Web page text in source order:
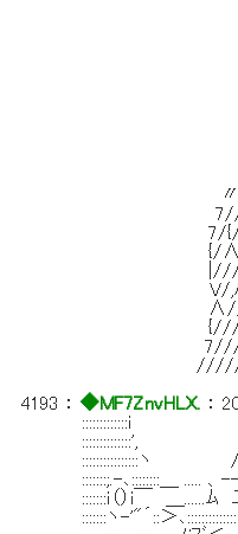
＜
＿,.
｀
-
∠
／ｯ /
/ ,' .,' ,
ムイ/ /∠x
_, ---ムｲ `ｰ-
〃
7/////////
7/{///////// ∧
{/∧//////////
|///',//////////７′
V/,ハ//////:
∧//:}////z<
{/////{/// >､
7/////∨/ゝ--､
////////
4193 ：◆MF7ZnvHLX. ：
:::::::::::::i ,ﾉ
::::::::::::::', /ィ"¨
::::::::::::::::ヽ /:!
:::::::;.-､::::::::＿ .....
:::::::ｉ（）i￣ ＿......
:::::::ヽ-'"´::＞､